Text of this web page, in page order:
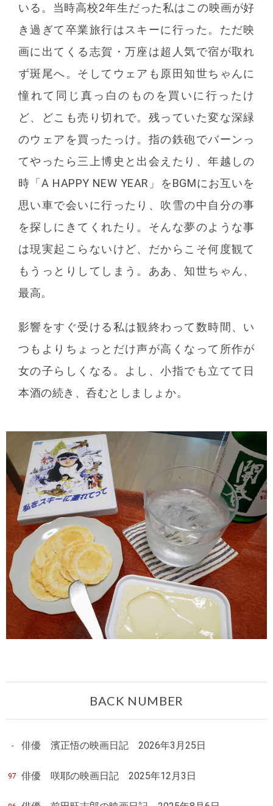
いる。当時高校2年生だった私はこの映画が好
き過ぎて卒業旅行はスキーに行った。ただ映
画に出てくる志賀・万座は超人気で宿が取れ
ず斑尾へ。そしてウェアも原田知世ちゃんに
憧れて同じ真っ白のものを買いに行ったけ
ど、どこも売り切れで。残っていた変な深緑
のウェアを買ったっけ。指の鉄砲でバーンっ
てやったら三上博史と出会えたり、年越しの
時「A HAPPY NEW YEAR」をBGMにお互いを
思い車で会いに行ったり、吹雪の中自分の事
を探しにきてくれたり。そんな夢のような事
は現実起こらないけど、だからこそ何度観て
もうっとりしてしまう。ああ、知世ちゃん、
最高。
影響をすぐ受ける私は観終わって数時間、い
つもよりちょっとだけ声が高くなって所作が
女の子らしくなる。よし、小指でも立てて日
本酒の続き、呑むとしましょか。
BACK NUMBER
- 俳優 濱正悟の映画日記 2026年3月25日
97 俳優 咲耶の映画日記 2025年12月3日